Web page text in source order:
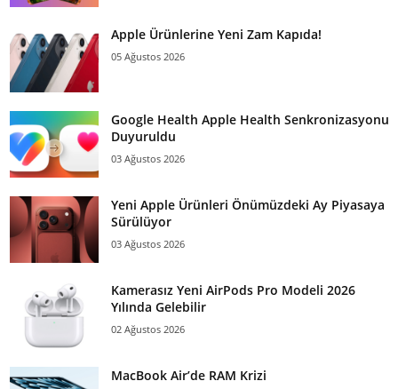
Apple Ürünlerine Yeni Zam Kapıda!
05 Ağustos 2026
Google Health Apple Health Senkronizasyonu
Duyuruldu
03 Ağustos 2026
Yeni Apple Ürünleri Önümüzdeki Ay Piyasaya
Sürülüyor
03 Ağustos 2026
Kamerasız Yeni AirPods Pro Modeli 2026
Yılında Gelebilir
02 Ağustos 2026
MacBook Air’de RAM Krizi